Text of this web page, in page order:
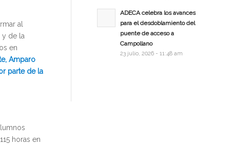
al
y de la
en
Amparo
parte de la
horas en
ADECA celebra los avances
para el desdoblamiento del
puente de acceso a
Campollano
23 julio, 2026 - 11:48 am